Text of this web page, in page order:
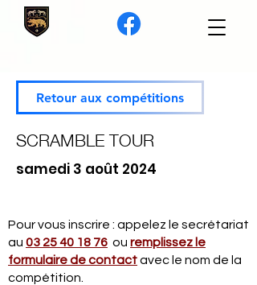
Retour aux compétitions
SCRAMBLE TOUR
samedi 3 août 2024
Pour vous inscrire : appelez le secrétariat
au 03 25 40 18 76 ou remplissez le
formulaire de contactavec le nom de la
compétition.